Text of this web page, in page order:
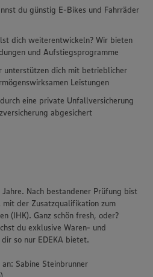
du günstig E-Bikes und Fahrräder
dich weiterentwickeln? Wir bieten
und Aufstiegsprogramme
unterstützen dich mit betrieblicher
Leistungen
eine private Unfallversicherung
abgesichert
Nach bestandener Prüfung bist
mit der Zusatzqualifikation zum
(IHK). Ganz schön fresh, oder?
du exklusive Waren- und
so nur EDEKA bietet.
Sabine Steinbrunner